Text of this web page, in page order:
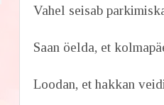
Vahel seisab
Saan öelda, et
Loodan, et hakkan